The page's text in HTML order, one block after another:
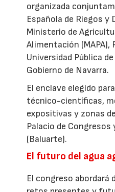
organizada
Española de Riegos y
Ministerio de
Alimentación (MAPA),
Universidad Pública
Gobierno de Navarra.
El enclave elegido
técnico-científicas,
expositivas y zonas
Palacio de
(Baluarte).
El futuro del agua
El congreso abordará